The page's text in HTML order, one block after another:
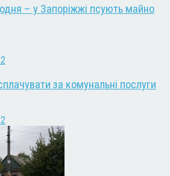
– у Запоріжжі псують майно
за комунальні послуги